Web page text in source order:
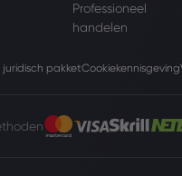
Professioneel
handelen
pakketCookiekennisgeving